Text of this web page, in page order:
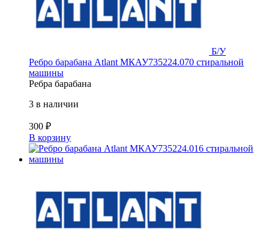
Б/У
Ребро барабана Atlant МКАУ735224.070 стиральной
машины
Ребра барабана
3 в наличии
300 ₽
В корзину